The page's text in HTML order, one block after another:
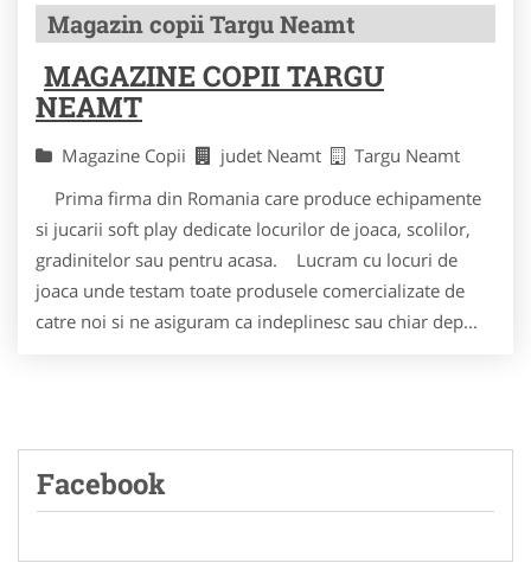
Magazin copii Targu Neamt
MAGAZINE COPII TARGU
NEAMT
Magazine Copii judet Neamt
Targu Neamt
Prima firma din Romania care produce echipamente
si jucarii soft play dedicate locurilor de joaca, scolilor,
gradinitelor sau pentru acasa. Lucram cu locuri de
joaca unde testam toate produsele comercializate de
catre noi si ne asiguram ca indeplinesc sau chiar dep...
Facebook